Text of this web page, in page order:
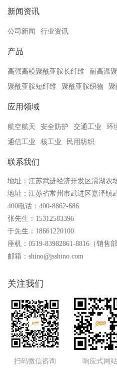
新闻资讯
公司新闻 行业资讯
产品
高强高模聚酰亚胺长纤维
耐高温
聚酰亚胺短纤维
聚酰亚胺织物 聚
应用领域
航空航天 安全防护 交通工业 环
通信工业
核工业 民用纺织
联系我们
地址：江苏武进经济开发区滆湖农
地址：江苏省常州市武进区嘉泽镇
400电话：400-8862-686
张先生：15312583396
于先生：18661220100
座机：0519-83982861-8816（销售部
邮箱：shino@jsshino.com
关注我们
扫码微信咨询 响应式网站